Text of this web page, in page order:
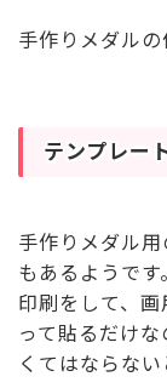
手作りメダル
テンプレー
手作りメダル
もあるようで
印刷をして、
って貼るだけ
くてはならな